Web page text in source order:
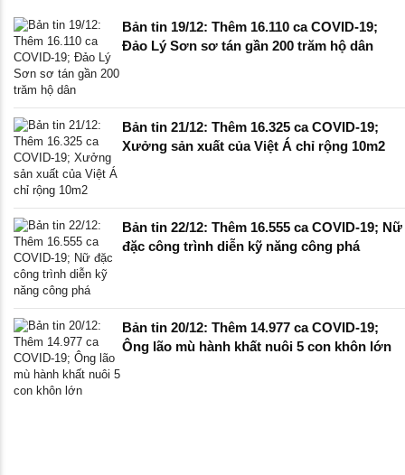
Bản tin 19/12: Thêm 16.110 ca COVID-19;
Đảo Lý Sơn sơ tán gần 200 trăm hộ dân
Bản tin 21/12: Thêm 16.325 ca COVID-19;
Xưởng sản xuất của Việt Á chỉ rộng 10m2
Bản tin 22/12: Thêm 16.555 ca COVID-19; Nữ
đặc công trình diễn kỹ năng công phá
Bản tin 20/12: Thêm 14.977 ca COVID-19;
Ông lão mù hành khất nuôi 5 con khôn lớn